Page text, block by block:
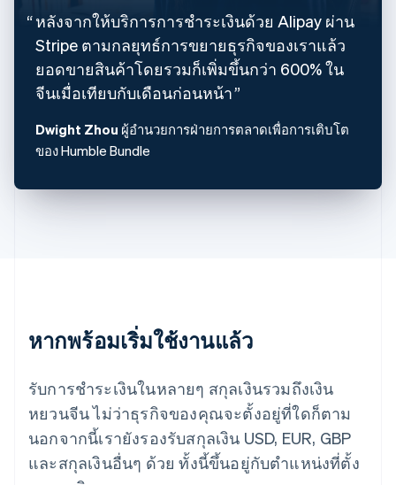
หลังจากให้บริการการชำระเงินด้วย Alipay ผ่าน
Stripe ตามกลยุทธ์การขยายธุรกิจของเราแล้ว
ยอดขายสินค้าโดยรวมก็เพิ่มขึ้นกว่า 600% ใน
จีนเมื่อเทียบกับเดือนก่อนหน้า
Dwight Zhou ผู้อำนวยการฝ่ายการตลาดเพื่อการเติบโต
ของ Humble Bundle
หากพร้อมเริ่มใช้งานแล้ว
รับการชำระเงินในหลายๆ สกุลเงินรวมถึงเงิน
หยวนจีน ไม่ว่าธุรกิจของคุณจะตั้งอยู่ที่ใดก็ตาม
นอกจากนี้เรายังรองรับสกุลเงิน USD, EUR, GBP
และสกุลเงินอื่นๆ ด้วย ทั้งนี้ขึ้นอยู่กับตำแหน่งที่ตั้ง
เบลเยียม
Nederlands FrançaisDeutsch English
โปรตุเกส
Português English
โปแลนด์
English
FrançaisEnglish
ฟินแลนด์
มอลตา
เยอรมนี
DeutschEnglish
English
ลักเซมเบิร์ก
Français DeutschEnglish
ลัตเวีย
English
ลิกเตนสไตน์